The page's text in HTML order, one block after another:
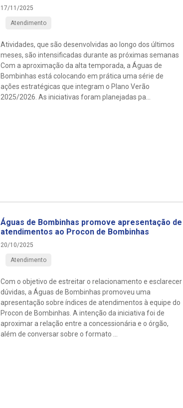
17/11/2025
Atendimento
Atividades, que são desenvolvidas ao longo dos últimos
meses, são intensificadas durante as próximas semanas
Com a aproximação da alta temporada, a Águas de
Bombinhas está colocando em prática uma série de
ações estratégicas que integram o Plano Verão
2025/2026. As iniciativas foram planejadas pa...
Águas de Bombinhas promove apresentação de
atendimentos ao Procon de Bombinhas
20/10/2025
Atendimento
Com o objetivo de estreitar o relacionamento e esclarecer
dúvidas, a Águas de Bombinhas promoveu uma
apresentação sobre índices de atendimentos à equipe do
Procon de Bombinhas. A intenção da iniciativa foi de
aproximar a relação entre a concessionária e o órgão,
além de conversar sobre o formato ...